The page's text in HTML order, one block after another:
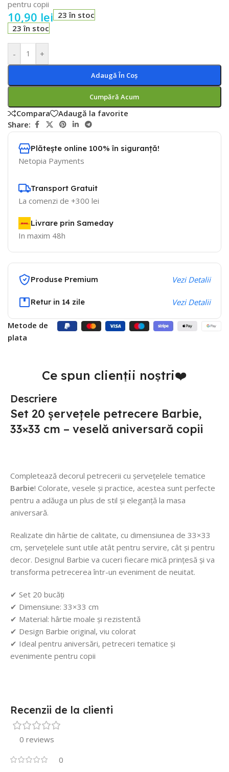
pentru copii
10,90 lei 23 în stoc
23 în stoc
- +
Adaugă În Coș
Cumpără Acum
Compara
Adaugă la favorite
Share:
Plătește online 100% în siguranță!
Netopia Payments
Transport Gratuit
La comenzi de +300 lei
Livrare prin Sameday
In maxim 48h
Produse Premium Vezi Detalii
Retur in 14 zile Vezi Detalii
Metode de
plata
Ce spun clienții noștri❤️
Descriere
Set 20 șervețele petrecere Barbie,
33×33 cm – veselă aniversară copii
Completează decorul petrecerii cu șervețelele tematice
Barbie! Colorate, vesele și practice, acestea sunt perfecte
pentru a adăuga un plus de stil și eleganță la masa
aniversară.
Realizate din hârtie de calitate, cu dimensiunea de 33×33
cm, șervețelele sunt utile atât pentru servire, cât și pentru
decor. Designul Barbie va cuceri fiecare mică prințesă și va
transforma petrecerea într-un eveniment de neuitat.
✔ Set 20 bucăți
✔ Dimensiune: 33×33 cm
✔ Material: hârtie moale și rezistentă
✔ Design Barbie original, viu colorat
✔ Ideal pentru aniversări, petreceri tematice și
evenimente pentru copii
Recenzii de la clienti
0 reviews
0